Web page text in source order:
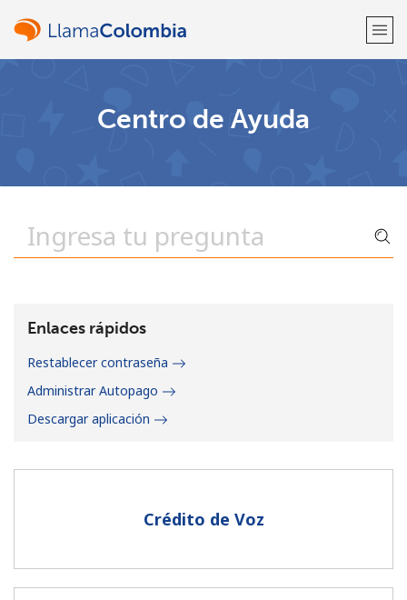
Centro de Ayuda
Crédito de Voz
Enlaces rápidos
Restablecer contraseña
Administrar Autopago
Descargar aplicación